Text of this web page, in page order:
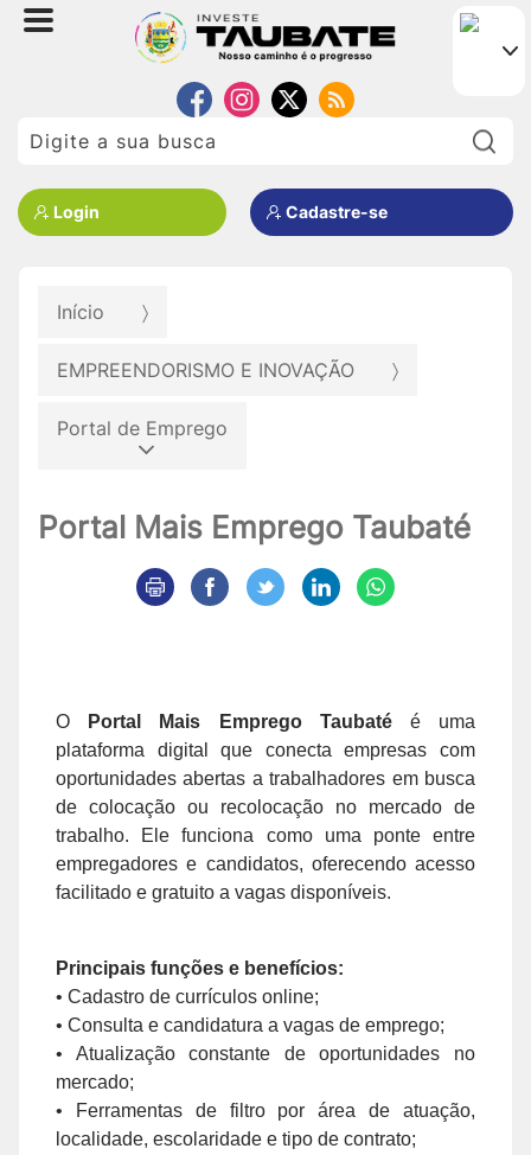
Login Cadastre-se
Início
EMPREENDORISMO E INOVAÇÃO
Portal de Emprego
Portal Mais Emprego Taubaté
O Portal Mais Emprego Taubatéé uma
plataforma digital que conecta empresas com
oportunidades abertas a trabalhadores em busca
de colocação ou recolocação no mercado de
trabalho. Ele funciona como uma ponte entre
empregadores e candidatos, oferecendo acesso
facilitado e gratuito a vagas disponíveis.
Principais funções e benefícios:
• Cadastro de currículos online;
• Consulta e candidatura a vagas de emprego;
• Atualização constante de oportunidades no
mercado;
• Ferramentas de filtro por área de atuação,
localidade, escolaridade e tipo de contrato;